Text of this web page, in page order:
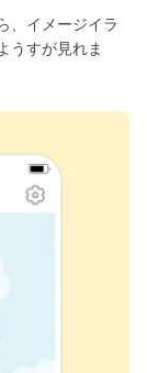
、イメージイラ
うすが見れま